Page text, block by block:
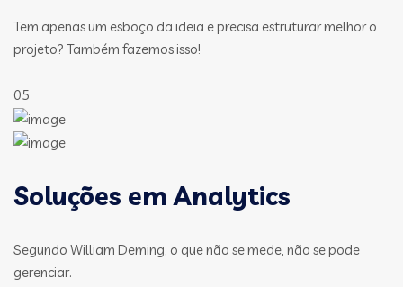
Tem apenas um esboço da ideia e precisa estruturar melhor o
projeto? Também fazemos isso!
05
Soluções em Analytics
Segundo William Deming, o que não se mede, não se pode
gerenciar.